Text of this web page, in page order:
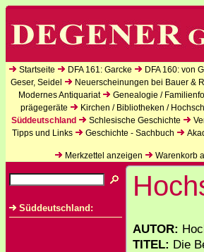
Startseite DFA 161: Garcke DFA 160: von
Geser, Seidel
Neuerscheinungen bei Bauer &
Modernes Antiquariat
Genealogie /
prägegeräte
Kirchen / Bibliotheken /
Süddeutschland
Schlesische Geschichte
Tipps und Links
Geschichte - Sachbuch
Merkzettel anzeigen
Warenkorb
Süddeutschland:
AUTOR:
TITEL: Die